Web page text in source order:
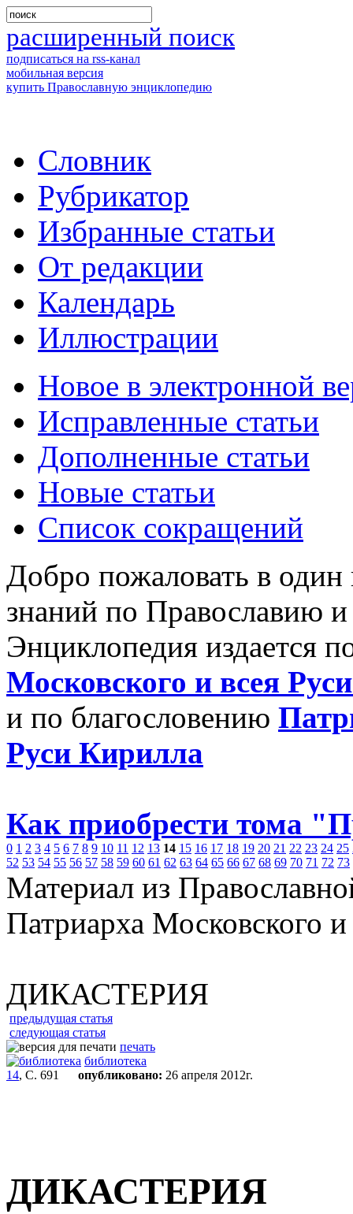
расширенный поиск
подписаться на rss-канал
мобильная версия
купить Православную энциклопедию
Словник
Рубрикатор
Избранные статьи
От редакции
Календарь
Иллюстрации
Новое в электронной
Исправленные статьи
Дополненные статьи
Новые статьи
Список сокращений
Добро пожаловать в
знаний по Православию
Энциклопедия издается
Московского и всея
и по благословению
Руси Кирилла
Как приобрести тома
0 1 2 3 4 5 6 7 8 9 10 11 12 13 14 15 16 17 18 19 20 21 22 23 24 25
52 53 54 55 56 57 58 59 60 61 62 63 64 65 66 67 68 69 70 71 72 73
Материал из
Патриарха Московского
ДИКАСТЕРИЯ
предыдущая статья
следующая статья
печать
библиотека
14, С. 691 опубликовано: 26 апреля 2012г.
ДИКАСТЕРИЯ